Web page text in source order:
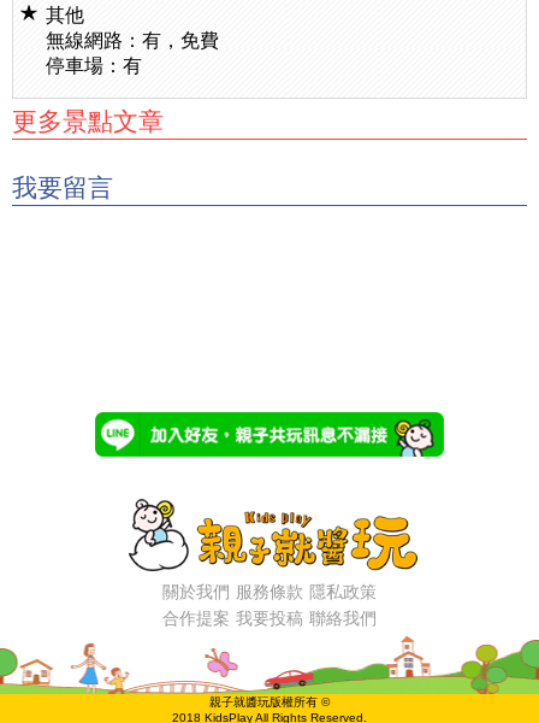
其他
無線網路：有，免費
停車場：有
更多景點文章
我要留言
關於我們 服務條款 隱私政策
合作提案 我要投稿 聯絡我們
親子就醬玩版權所有 ©
2018 KidsPlay All Rights Reserved.